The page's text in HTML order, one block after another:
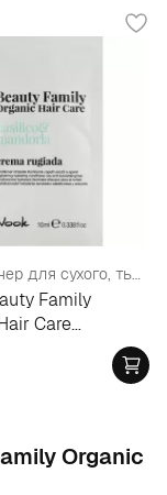
Кондиціонер для сухого, тьмяного волосся (пробник)
Family
Care
Organic